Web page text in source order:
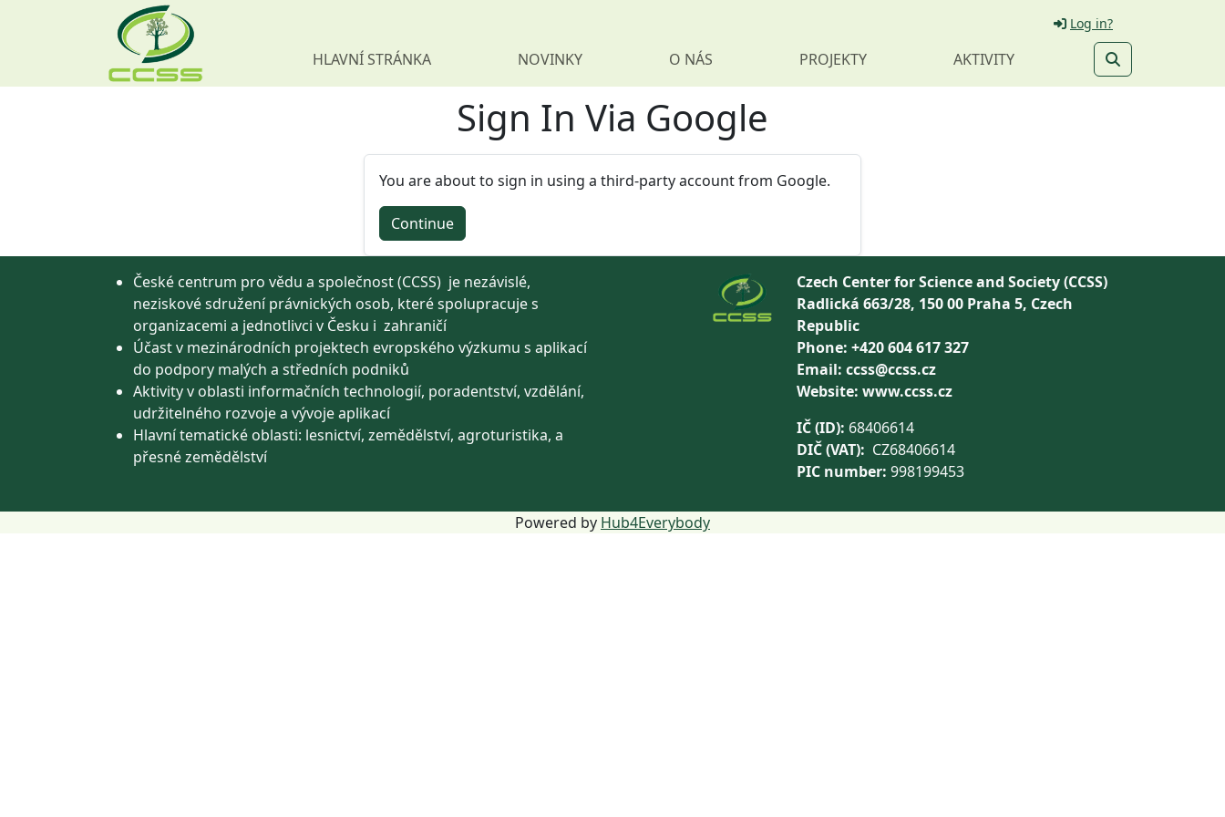
Log in?
HLAVNÍ STRÁNKA NOVINKY O NÁS PROJEKTY AKTIVITY
Sign In Via Google
You are about to sign in using a third-party account from Google.
Continue
České centrum pro vědu a společnost (CCSS) je nezávislé,
neziskové sdružení právnických osob, které spolupracuje s
organizacemi a jednotlivci v Česku i zahraničí
Účast v mezinárodních projektech evropského výzkumu s aplikací
do podpory malých a středních podniků
Aktivity v oblasti informačních technologií, poradentství, vzdělání,
udržitelného rozvoje a vývoje aplikací
Hlavní tematické oblasti: lesnictví, zemědělství, agroturistika, a
přesné zemědělství
Czech Center for Science and Society (CCSS)
Radlická 663/28, 150 00 Praha 5, Czech
Republic
Phone: +420 604 617 327
Email: ccss@ccss.cz
Website: www.ccss.cz
IČ (ID): 68406614
DIČ (VAT): CZ68406614
PIC number: 998199453
Powered by Hub4Everybody